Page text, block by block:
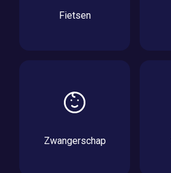
Fietsen
Zwangerschap